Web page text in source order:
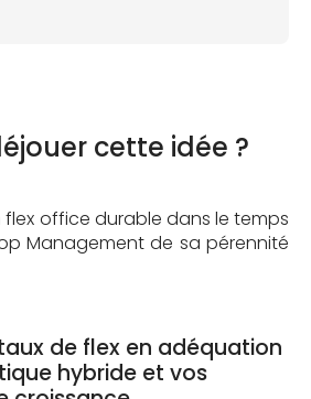
cette idée ?
office durable dans le temps
Management de sa pérennité
taux de flex en adéquation
hybride et vos